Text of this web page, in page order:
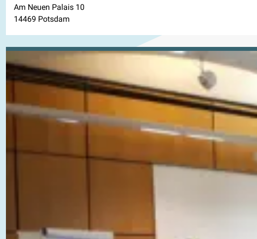
Am Neuen Palais 10
14469 Potsdam